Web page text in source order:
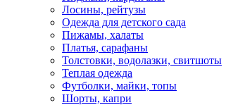
Лосины, рейтузы
Одежда для детского сада
Пижамы, халаты
Платья, сарафаны
Толстовки, водолазки, свитшоты
Теплая одежда
Футболки, майки, топы
Шорты, капри